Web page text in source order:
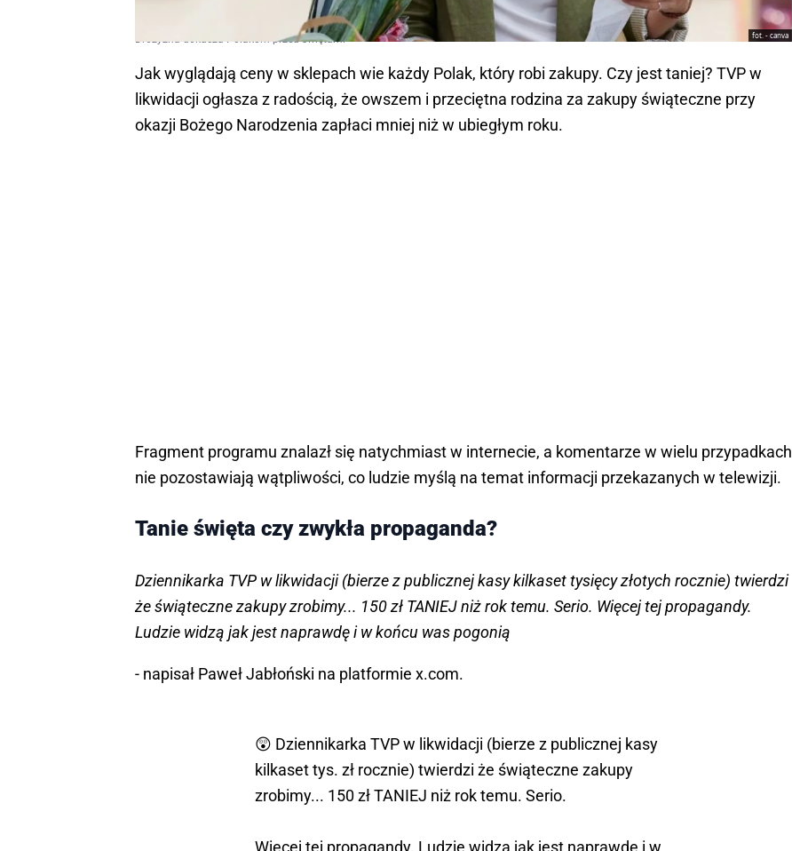
fot. - canva
Drożyzna dokucza Polakom przed świętami
Jak wyglądają ceny w sklepach wie każdy Polak, który robi zakupy. Czy jest taniej? TVP w
likwidacji ogłasza z radością, że owszem i przeciętna rodzina za zakupy świąteczne przy
okazji Bożego Narodzenia zapłaci mniej niż w ubiegłym roku.
Fragment programu znalazł się natychmiast w internecie, a komentarze w wielu przypadkach
nie pozostawiają wątpliwości, co ludzie myślą na temat informacji przekazanych w telewizji.
Tanie święta czy zwykła propaganda?
Dziennikarka TVP w likwidacji (bierze z publicznej kasy kilkaset tysięcy złotych rocznie) twierdzi
że świąteczne zakupy zrobimy... 150 zł TANIEJ niż rok temu. Serio. Więcej tej propagandy.
Ludzie widzą jak jest naprawdę i w końcu was pogonią
- napisał Paweł Jabłoński na platformie x.com.
😲 Dziennikarka TVP w likwidacji (bierze z publicznej kasy
kilkaset tys. zł rocznie) twierdzi że świąteczne zakupy
zrobimy... 150 zł TANIEJ niż rok temu. Serio.